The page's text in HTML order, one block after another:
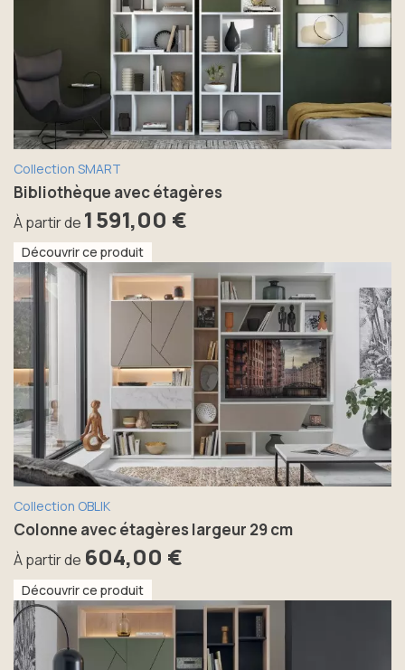
Collection SMART
Bibliothèque avec étagères
À partir de 1 591,00 €
Découvrir ce produit
Collection OBLIK
Colonne avec étagères largeur 29 cm
À partir de 604,00 €
Découvrir ce produit